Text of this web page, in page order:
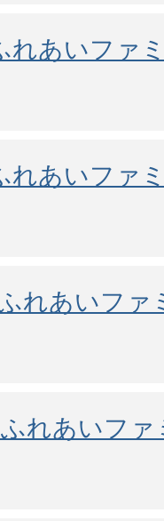
れあいファ
れあいファ
れあいファ
れあいフ